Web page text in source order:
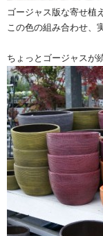
ゴージャス版な寄せ植
この色の組み合わせ、
ちょっとゴージャスが